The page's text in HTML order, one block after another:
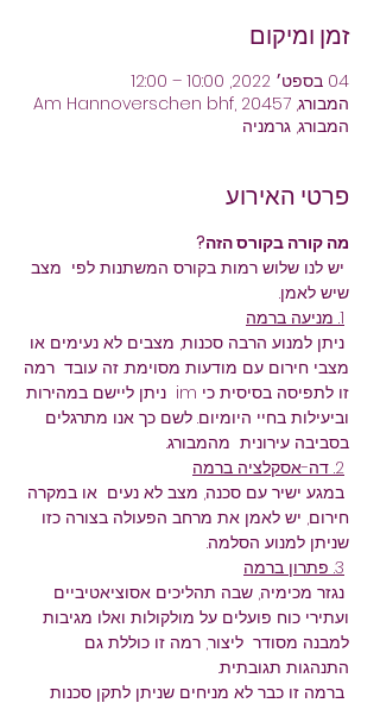
זמן ומיקום
04 בספט׳ 2022, 10:00 – 12:00
המבורג, Am Hannoverschen bhf, 20457
המבורג, גרמניה
פרטי האירוע
מה קורה בקורס הזה?
יש לנו שלוש רמות בקורס המשתנות לפי  מצב
שיש לאמן.
1. מניעה ברמה
ניתן למנוע הרבה סכנות, מצבים לא נעימים או
מצבי חירום עם מודעות מסוימת. זה עובד  רמה
זו לתפיסה בסיסית כי im  ניתן ליישם במהירות
וביעילות בחיי היומיום. לשם כך אנו מתרגלים
בסביבה עירונית  מהמבורג.
2. דה-אסקלציה ברמה
במגע ישיר עם סכנה, מצב לא נעים  או במקרה
חירום, יש לאמן את מרחב הפעולה בצורה כזו
שניתן למנוע הסלמה.
3. פתרון ברמה
נגזר מכימיה, שבה תהליכים אסוציאטיביים
ועתירי כוח פועלים על מולקולות ואלו מגיבות
למבנה מסודר  ליצור, רמה זו כוללת גם
התנהגות תגובתית.
ברמה זו כבר לא מניחים שניתן לתקן סכנות